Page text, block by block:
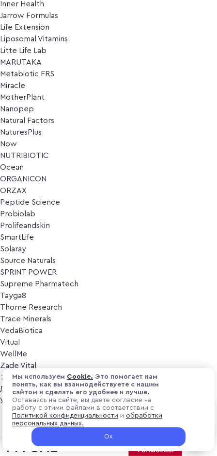
Inner Health
Jarrow Formulas
Life Extension
Liposomal Vitamins
Litte Life Lab
MARUTAKA
Metabiotic FRS
Miracle
MotherPlant
Nanopep
Natural Factors
NaturesPlus
Now
NUTRIBIOTIC
Ocean
ORGANICON
ORZAX
Peptide Science
Probiolab
Prolifeandskin
SmartLife
Solaray
Source Naturals
SPRINT POWER
Supreme Pharmatech
Tayga8
Thorne Research
Trace Minerals
VedaBiotica
Vitual
WellMe
Zade Vital
Косметика
Дезодоранты
Уход за лицом
Уход за телом
Популярные бренды
₽ 5 429
+ 162.87 ₽ витуальками
В корзину
Мы используем Cоokіе. Это помогает нам
понять, как вы взаимодействуете с нашим
сайтом и сделать его удобнее и лучше.
Оставаясь на сайте, вы даете согласие на
работу с этими файлами в соответствии с
Политикой конфиденциальности и обработки
персональных данных.
Ок